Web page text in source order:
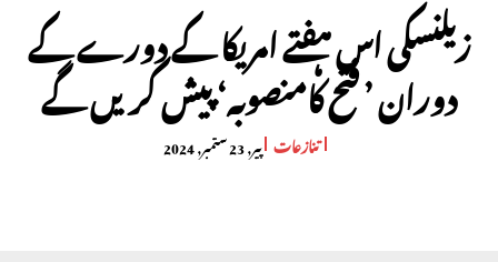
زیلنسکی اس ہفتے امریکا کے دورے کے
دوران ’ فتح کامنصوبہ‘ پیش کریں گے
تنازعات پیر, 23 ستمبر, 2024